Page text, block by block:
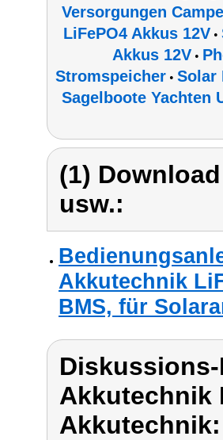
Versorgungen
LiFePO4 Akkus 12V•
Akkus 12V•
Stromspeicher • Solar
Sagelboote Yachten
(1)
usw.:
Akkutechnik
BMS, für
Akkutechnik
Akkutechnik: